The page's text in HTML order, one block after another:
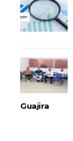
Guajira